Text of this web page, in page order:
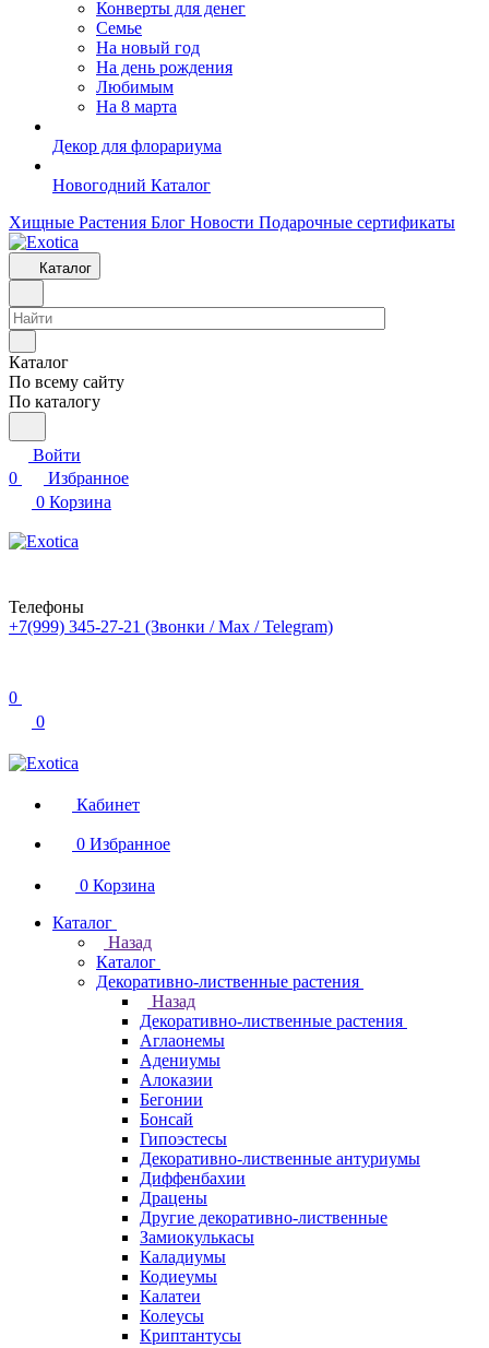
Конверты для денег
Семье
На новый год
На день рождения
Любимым
На 8 марта
Декор для флорариума
Новогодний Каталог
Хищные Растения Блог Новости Подарочные сертификаты
Каталог
Каталог
По всему сайту
По каталогу
Войти
0
Избранное
0 Корзина
Телефоны
+7(999) 345-27-21 (Звонки / Max / Telegram)
0
0
Кабинет
0 Избранное
0 Корзина
Каталог
Назад
Каталог
Декоративно-лиственные растения
Назад
Декоративно-лиственные растения
Аглаонемы
Адениумы
Алоказии
Бегонии
Бонсай
Гипоэстесы
Декоративно-лиственные антуриумы
Диффенбахии
Драцены
Другие декоративно-лиственные
Замиокулькасы
Каладиумы
Кодиеумы
Калатеи
Колеусы
Криптантусы